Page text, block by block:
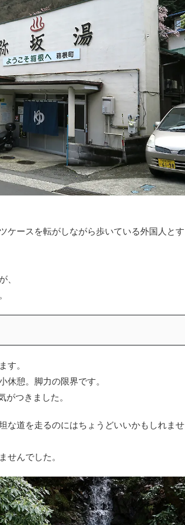
ケースを転がしながら歩いている外国人とす
、
す。
休憩。脚力の限界です。
つきました。
な道を走るのにはちょうどいいかもしれませ
せんでした。